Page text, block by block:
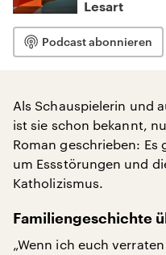
Lesart
Podcast abonnieren
Als Schauspielerin und
ist sie schon bekannt,
Roman geschrieben:
um Essstörungen und
Katholizismus.
Familiengeschichte
„Wenn ich euch